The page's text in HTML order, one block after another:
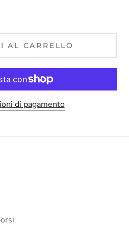
AL CARRELLO
di pagamento